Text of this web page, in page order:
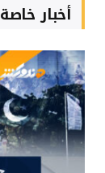
أخبار خاصة